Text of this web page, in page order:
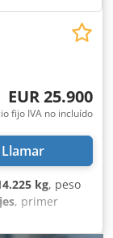
EUR 25.900
fijo IVA no incluído
Llamar
kg, peso
, primer